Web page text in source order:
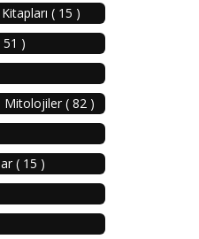
( 15 )
51 )
Mitolojiler ( 82 )
( 15 )